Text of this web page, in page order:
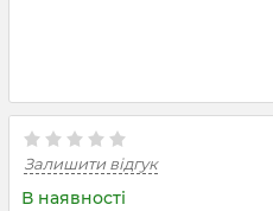
Залишити відгук
В наявності